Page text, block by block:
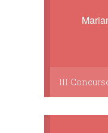
III